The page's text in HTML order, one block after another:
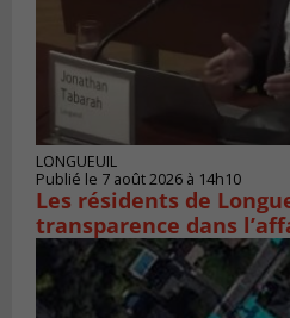
LONGUEUIL
Publié le 7 août 2026 à 14h10
Les résidents de
transparence dans